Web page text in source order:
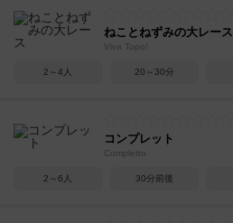
ねことねずみの大レース
Viva Topo!
2～4人 20～30分
コンプレット
Completto
2～6人 30分前後